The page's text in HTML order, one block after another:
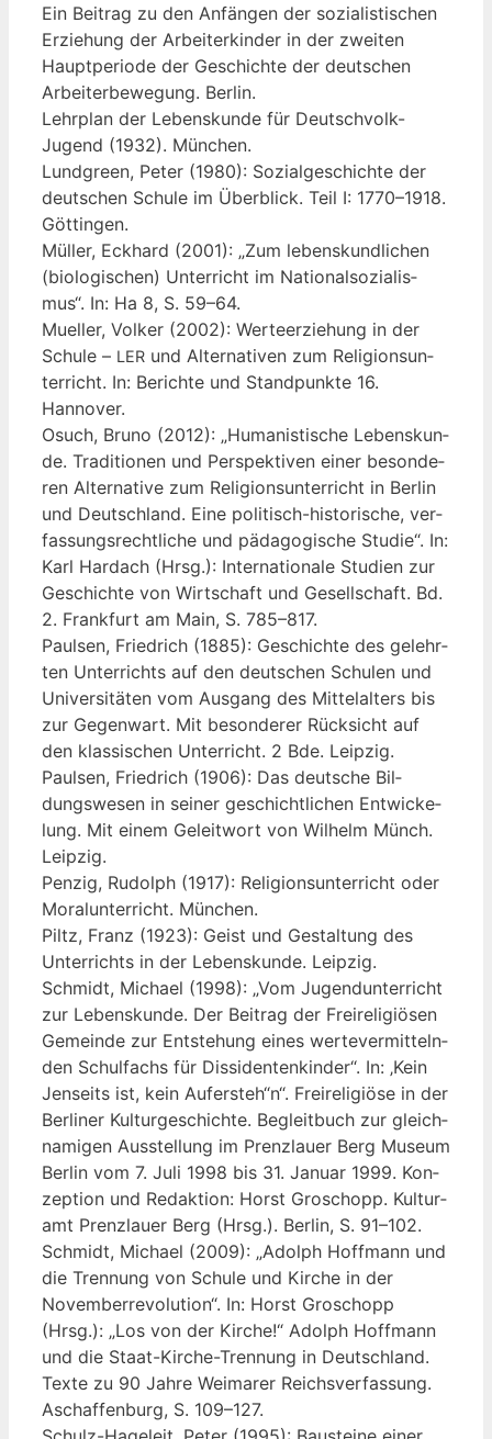
Ein Bei­trag zu den Anfän­gen der sozia­lis­ti­schen
Erzie­hung der Arbei­ter­kin­der in der zwei­ten
Haupt­pe­ri­ode der Geschich­te der deut­schen
Arbei­ter­be­we­gung. Berlin.
Lehr­plan der Lebens­kun­de für Deutsch­volk-
Jugend (1932). München.
Lund­green, Peter (1980): Sozi­al­ge­schich­te der
deut­schen Schu­le im Über­blick. Teil I: 1770–1918.
Göttingen.
Mül­ler, Eck­hard (2001): „Zum lebens­kund­li­chen
(bio­lo­gi­schen) Unter­richt im Natio­nal­so­zia­lis­
mus“. In: Ha 8, S. 59–64.
Muel­ler, Vol­ker (2002): Wer­te­er­zie­hung in der
Schu­le – LER und Alter­na­ti­ven zum Reli­gi­ons­un­
ter­richt. In: Berich­te und Stand­punk­te 16.
Hannover.
Osuch, Bru­no (2012): „Huma­nis­ti­sche Lebens­kun­
de. Tra­di­tio­nen und Per­spek­ti­ven einer beson­de­
ren Alter­na­ti­ve zum Reli­gi­ons­un­ter­richt in Ber­lin
und Deutsch­land. Eine poli­tisch-his­to­ri­sche, ver­
fas­sungs­recht­li­che und päd­ago­gi­sche Stu­die“. In:
Karl Hardach (Hrsg.): Inter­na­tio­na­le Stu­di­en zur
Geschich­te von Wirt­schaft und Gesell­schaft. Bd.
2. Frank­furt am Main, S. 785–817.
Paul­sen, Fried­rich (1885): Geschich­te des gelehr­
ten Unter­richts auf den deut­schen Schu­len und
Uni­ver­si­tä­ten vom Aus­gang des Mit­tel­al­ters bis
zur Gegen­wart. Mit beson­de­rer Rück­sicht auf
den klas­si­schen Unter­richt. 2 Bde. Leipzig.
Paul­sen, Fried­rich (1906): Das deut­sche Bil­
dungs­we­sen in sei­ner geschicht­li­chen Ent­wi­cke­
lung. Mit einem Geleit­wort von Wil­helm Münch.
Leipzig.
Pen­zig, Rudolph (1917): Reli­gi­ons­un­ter­richt oder
Moral­un­ter­richt. München.
Piltz, Franz (1923): Geist und Gestal­tung des
Unter­richts in der Lebens­kun­de. Leipzig.
Schmidt, Micha­el (1998): „Vom Jugend­un­ter­richt
zur Lebens­kun­de. Der Bei­trag der Frei­re­li­giö­sen
Gemein­de zur Ent­ste­hung eines wer­te­ver­mit­teln­
den Schul­fachs für Dis­si­den­ten­kin­der“. In: ‚Kein
Jen­seits ist, kein Aufersteh“n“. Frei­re­li­giö­se in der
Ber­li­ner Kul­tur­ge­schich­te. Begleit­buch zur gleich­
na­mi­gen Aus­stel­lung im Prenz­lau­er Berg Muse­um
Ber­lin vom 7. Juli 1998 bis 31. Janu­ar 1999. Kon­
zep­ti­on und Redak­ti­on: Horst Gro­schopp. Kul­tur­
amt Prenz­lau­er Berg (Hrsg.). Ber­lin, S. 91–102.
Schmidt, Micha­el (2009): „Adolph Hoff­mann und
die Tren­nung von Schu­le und Kir­che in der
Novem­ber­re­vo­lu­ti­on“. In: Horst Gro­schopp
(Hrsg.): „Los von der Kir­che!“ Adolph Hoff­mann
und die Staat-Kir­che-Tren­nung in Deutsch­land.
Tex­te zu 90 Jah­re Wei­ma­rer Reichs­ver­fas­sung.
Aschaf­fen­burg, S. 109–127.